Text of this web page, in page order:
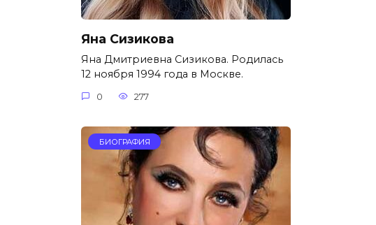
Яна Сизикова
Яна Дмитриевна Сизикова. Родилась
12 ноября 1994 года в Москве.
0 277
БИОГРАФИЯ